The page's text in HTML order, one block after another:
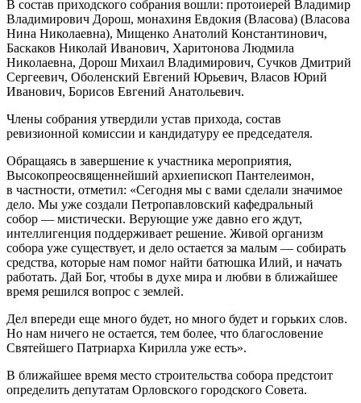
В состав приходского собрания вошли: протоиерей Владимир
Владимирович Дорош, монахиня Евдокия (Власова) (Власова
Нина Николаевна), Мищенко Анатолий Константинович,
Баскаков Николай Иванович, Харитонова Людмила
Николаевна, Дорош Михаил Владимирович, Сучков Дмитрий
Сергеевич, Оболенский Евгений Юрьевич, Власов Юрий
Иванович, Борисов Евгений Анатольевич.
Члены собрания утвердили устав прихода, состав
ревизионной комиссии и кандидатуру ее председателя.
Обращаясь в завершение к участника мероприятия,
Высокопреосвященнейший архиепископ Пантелеимон,
в частности, отметил: «Сегодня мы с вами сделали значимое
дело. Мы уже создали Петропавловский кафедральный
собор — мистически. Верующие уже давно его ждут,
интеллигенция поддерживает решение. Живой организм
собора уже существует, и дело остается за малым — собирать
средства, которые нам помог найти батюшка Илий, и начать
работать. Дай Бог, чтобы в духе мира и любви в ближайшее
время решился вопрос с землей.
Дел впереди еще много будет, но много будет и горьких слов.
Но нам ничего не остается, тем более, что благословение
Святейшего Патриарха Кирилла уже есть».
В ближайшее время место строительства собора предстоит
определить депутатам Орловского городского Совета.